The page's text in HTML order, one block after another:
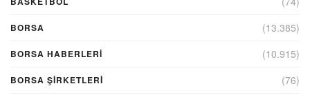
BORSA (13.385)
BORSA HABERLERI (10.915)
BORSA ŞIRKETLERI (76)